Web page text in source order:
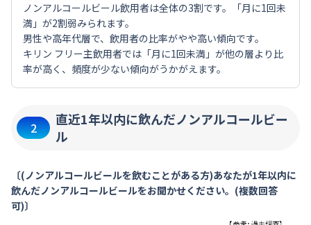
ノンアルコールビール飲用者は全体の3割です。「月に1回未
満」が2割弱みられます。
男性や高年代層で、飲用者の比率がやや高い傾向です。
キリン フリー主飲用者では「月に1回未満」が他の層より比
率が高く、頻度が少ない傾向がうかがえます。
2
直近1年以内に飲んだノンアルコールビー
ル
〔(ノンアルコールビールを飲むことがある方)あなたが1年以内に
飲んだノンアルコールビールをお聞かせください。(複数回答
可)〕